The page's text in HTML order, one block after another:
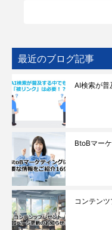
最近のブログ記事
AI検索が普
BtoBマー
コンテン